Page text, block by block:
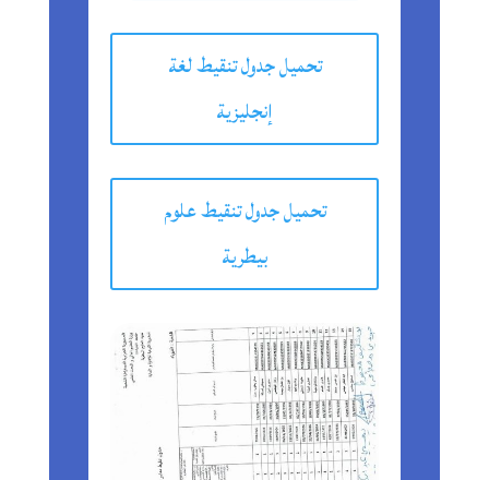
تحميل جدول تنقيط لغة
إنجليزية
تحميل جدول تنقيط علوم
بيطرية